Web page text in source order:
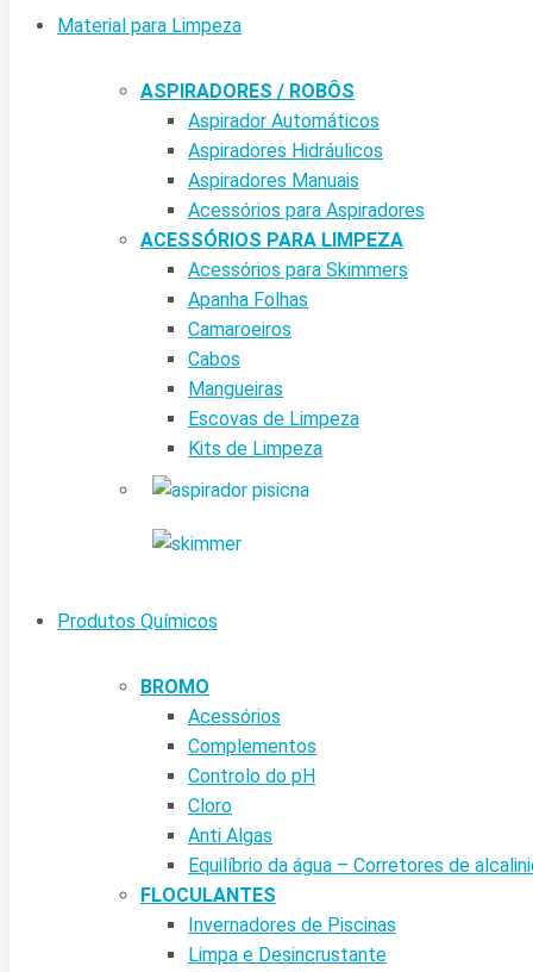
Material para Limpeza
ASPIRADORES / ROBÔS
Aspirador Automáticos
Aspiradores Hidráulicos
Aspiradores Manuais
Acessórios para Aspiradores
ACESSÓRIOS PARA LIMPEZA
Acessórios para Skimmers
Apanha Folhas
Camaroeiros
Cabos
Mangueiras
Escovas de Limpeza
Kits de Limpeza
Produtos Químicos
BROMO
Acessórios
Complementos
Controlo do pH
Cloro
Anti Algas
Equilíbrio da água – Corretores de
FLOCULANTES
Invernadores de Piscinas
Limpa e Desincrustante